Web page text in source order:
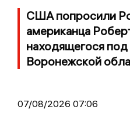
США попросили
американца
находящегося
Воронежской
07/08/2026 07:06